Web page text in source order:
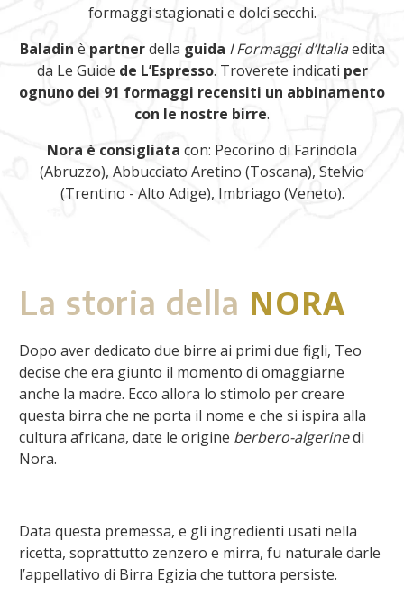
formaggi stagionati e dolci secchi.
Baladin è partnerdella guida I Formaggi d’Italiaedita
da Le Guide de L’Espresso. Troverete indicati per
ognuno dei 91 formaggi recensiti un abbinamento
con le nostre birre.
Nora è consigliata con: Pecorino di Farindola
(Abruzzo), Abbucciato Aretino (Toscana), Stelvio
(Trentino - Alto Adige), Imbriago (Veneto).
La storia della NORA
Dopo aver dedicato due birre ai primi due figli, Teo
decise che era giunto il momento di omaggiarne
anche la madre. Ecco allora lo stimolo per creare
questa birra che ne porta il nome e che si ispira alla
cultura africana, date le origine berbero-algerinedi
Nora.
Data questa premessa, e gli ingredienti usati nella
ricetta, soprattutto zenzero e mirra, fu naturale darle
l’appellativo di Birra Egizia che tuttora persiste.